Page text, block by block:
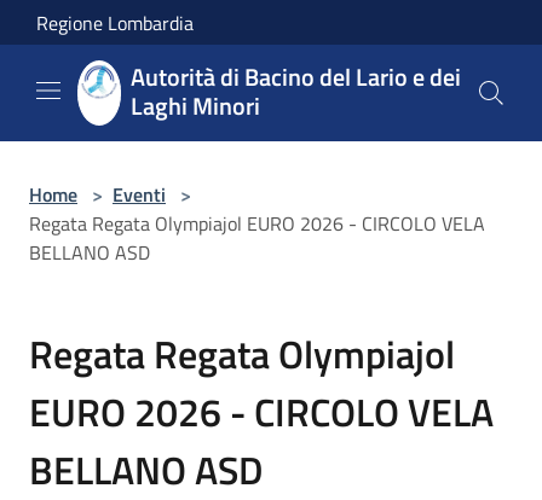
Salta al contenuto principale
Regione Lombardia
Autorità di Bacino del Lario e dei
Laghi Minori
Home > Eventi >
Regata Regata Olympiajol EURO 2026 - CIRCOLO VELA
BELLANO ASD
Regata Regata Olympiajol
EURO 2026 - CIRCOLO VELA
BELLANO ASD